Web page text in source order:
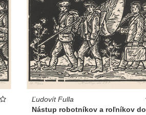
Ľudovít Fulla
Nástup robotníkov a roľníkov do